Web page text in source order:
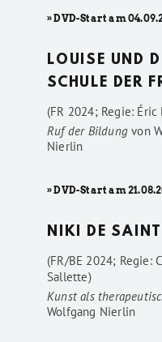
» DVD-Start am
LOUISE UND
SCHULE DER
(FR 2024; Regie: Éric
Ruf der Bildungvon
Nierlin
» DVD-Start am
NIKI DE
(FR/BE 2024; Regie:
Sallette)
Kunst als
Wolfgang Nierlin